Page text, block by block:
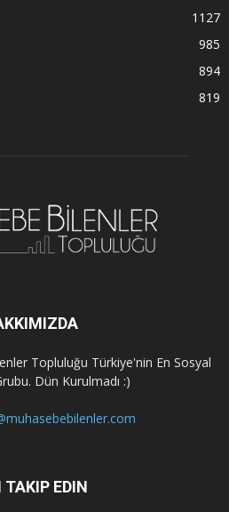
1127
985
894
819
Topluluğu Türkiye'nin En Sosyal
Dün Kurulmadı :)
TAKIP EDIN